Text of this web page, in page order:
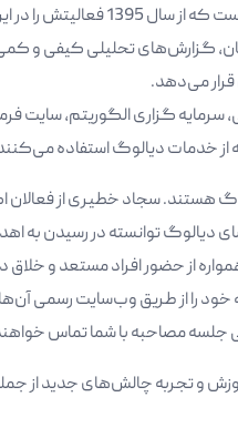
دیالوگ پلتفرم اپراتور پشتیبانی بر
گزارش‌های تحلیلی کیفی و کمی
می‌دهد.
گزاری الگوریتم، سایت
از خدمات دیالوگ استفاده
سجاد خطیری از فعالان
دیالوگ توانسته در رسیدن به
از حضور افراد مستعد و خلاق
خود را از طریق وب‌سایت رسمی
جلسه مصاحبه با شما تماس
و تجربه چالش‌های جدید از